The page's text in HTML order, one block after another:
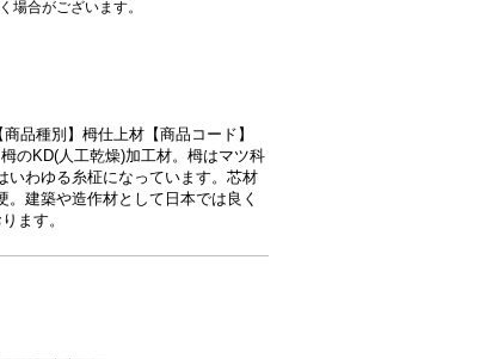
場合がございます。
品種別】栂仕上材【商品コード】
のKD(人工乾燥)加工材。栂はマツ科
いわゆる糸柾になっています。芯材
建築や造作材として日本では良く
ます。